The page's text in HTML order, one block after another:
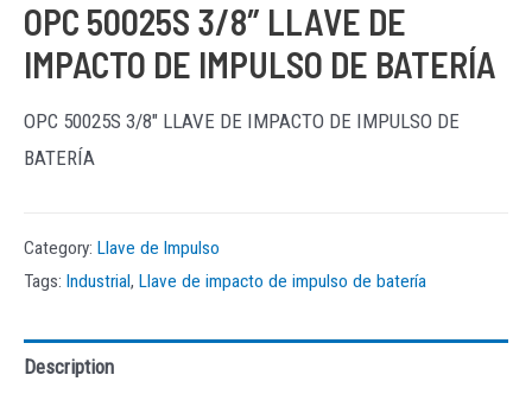
OPC 50025S 3/8″ LLAVE DE
IMPACTO DE IMPULSO DE BATERÍA
OPC 50025S 3/8″ LLAVE DE IMPACTO DE IMPULSO DE
BATERÍA
Category: Llave de Impulso
Tags: Industrial, Llave de impacto de impulso de batería
Description